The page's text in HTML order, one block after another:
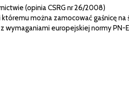
(opinia CSRG nr 26/2008)
można zamocować gaśnicę na
wymaganiami europejskiej normy PN-